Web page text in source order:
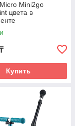
Mini2go
цвета в
Купить